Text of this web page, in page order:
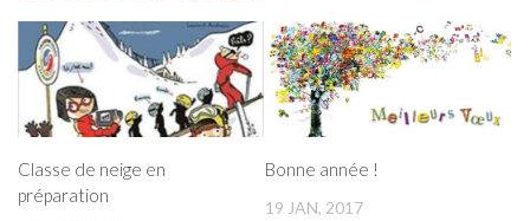
Contact
Classe de neige en
préparation
Bonne année !
19 JAN, 2017